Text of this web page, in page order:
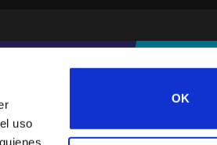
uso
OK
#IFESWORLD DONA